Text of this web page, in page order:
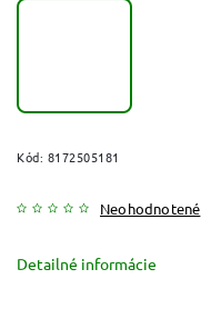
Kód: 8172505181
Neohodnotené
Detailné informácie